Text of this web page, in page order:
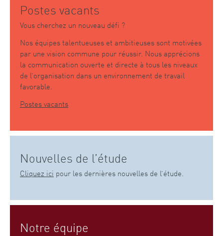
Postes vacants
Vous cherchez un nouveau défi ?
Nos équipes talentueuses et ambitieuses sont motivées
par une vision commune pour réussir. Nous apprécions
la communication ouverte et directe à tous les niveaux
de l’organisation dans un environnement de travail
favorable.
Postes vacants
Nouvelles de l’étude
Cliquez ici pour les dernières nouvelles de l’étude.
Notre équipe